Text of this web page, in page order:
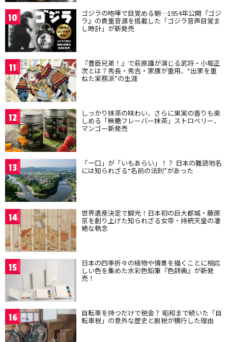
10 ゴジラの咆哮で目覚める朝…1954年公開『ゴジ
ラ』の貴重音源を搭載した「ゴジラ音声目覚ま
し時計」が新発売
11 『豊臣兄弟！』で萩原護が演じる武将・小堀正
次とは？秀長・秀吉・家康が重用、“出家を重
ねた実務派”の生涯
12 しっかり抹茶の味わい、さらに果実の香りも楽
しめる「無糖フレーバー抹茶」ストロベリー、
マンゴー新発売
13 「一口」が「いもあらい」！？ 日本の難読地名
には知られざる“名前の法則”があった
14 世界遺産決定で脚光！日本初の巨大都城・藤原
京を創り上げた知られざる女帝・持統天皇の凄
絶な執念
15 日本の四季折々の植物や情景を描くことに相応
しい色を集めた水彩色鉛筆『色辞典』が新発
売！
16 自転車を持つだけで税金？ 昭和まで続いた「自
転車税」の意外な歴史と脱税が横行した理由